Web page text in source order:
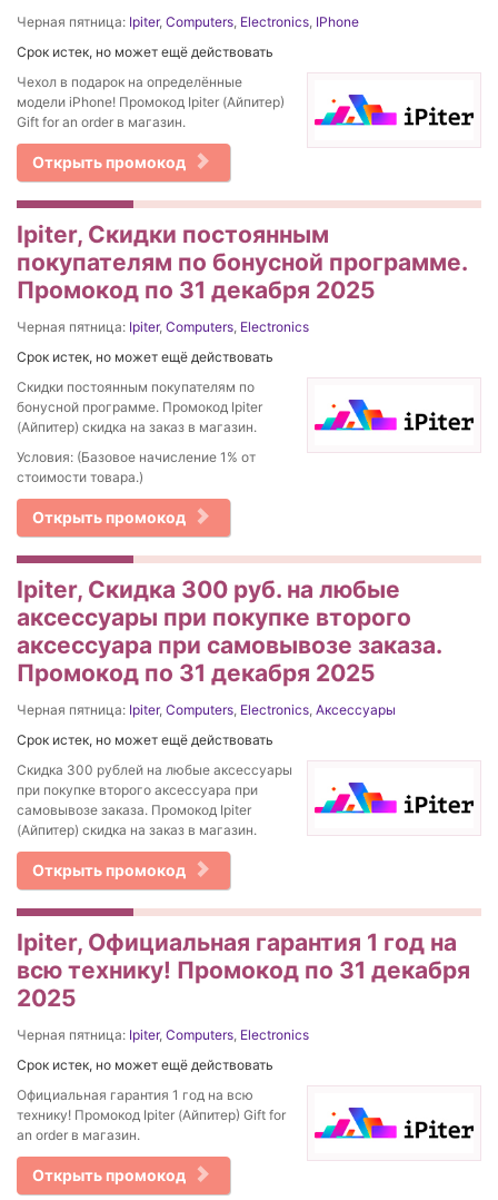
Черная пятница: Ipiter, Computers Electronics IPhone
Срок истек, но может ещё действовать
Чехол в подарок на определённые
модели iPhone! Промокод Ipiter (Айпитер)
Gift for an order в магазин.
Открыть промокод
Ipiter, Скидки постоянным
покупателям по бонусной программе.
Промокод по 31 декабря 2025
Черная пятница: Ipiter, Computers Electronics
Срок истек, но может ещё действовать
Скидки постоянным покупателям по
бонусной программе. Промокод Ipiter
(Айпитер) скидка на заказ в магазин.
Условия: (Базовое начисление 1% от
стоимости товара.)
Открыть промокод
Ipiter, Скидка 300 руб. на любые
аксессуары при покупке второго
аксессуара при самовывозе заказа.
Промокод по 31 декабря 2025
Черная пятница: Ipiter, Computers Electronics Аксессуары
Срок истек, но может ещё действовать
Скидка 300 рублей на любые аксессуары
при покупке второго аксессуара при
самовывозе заказа. Промокод Ipiter
(Айпитер) скидка на заказ в магазин.
Открыть промокод
Ipiter, Официальная гарантия 1 год на
всю технику! Промокод по 31 декабря
2025
Черная пятница: Ipiter, Computers Electronics
Срок истек, но может ещё действовать
Официальная гарантия 1 год на всю
технику! Промокод Ipiter (Айпитер) Gift for
an order в магазин.
Открыть промокод